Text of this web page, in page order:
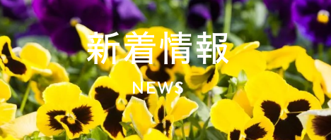
新着情報
NEWS